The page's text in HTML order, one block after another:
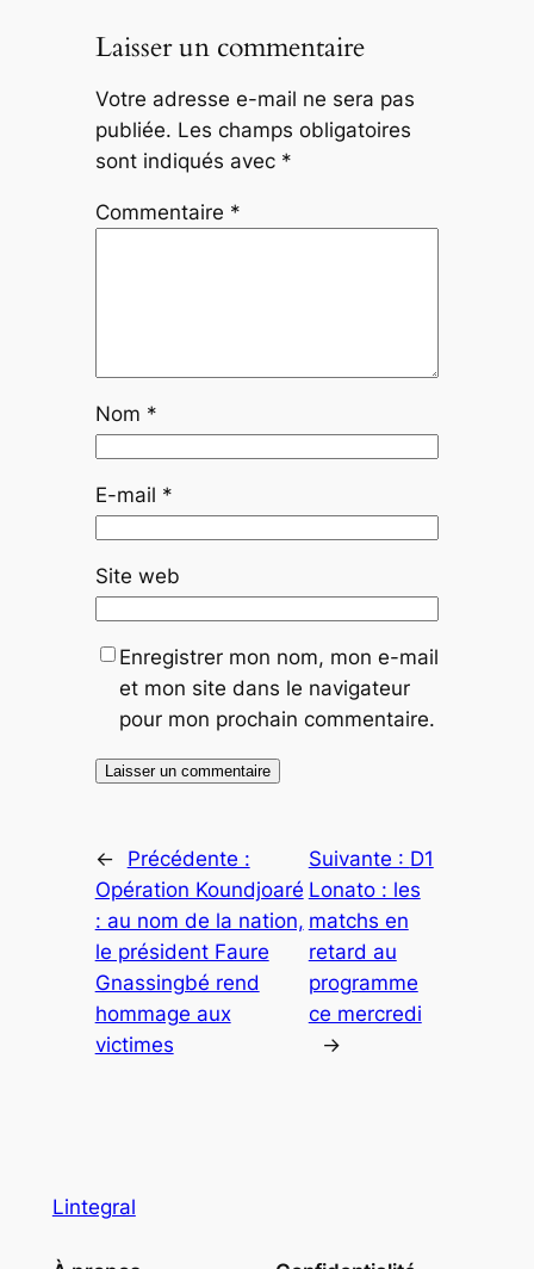
Laisser un commentaire
Votre adresse e-mail ne sera pas
publiée. Les champs obligatoires
sont indiqués avec *
Commentaire *
Nom *
E-mail *
Site web
Enregistrer mon nom, mon e-mail
et mon site dans le navigateur
pour mon prochain commentaire.
←
Précédente :
Opération Koundjoaré
: au nom de la nation,
le président Faure
Gnassingbé rend
hommage aux
victimes
Suivante : D1
Lonato : les
matchs en
retard au
programme
ce mercredi
→
Lintegral